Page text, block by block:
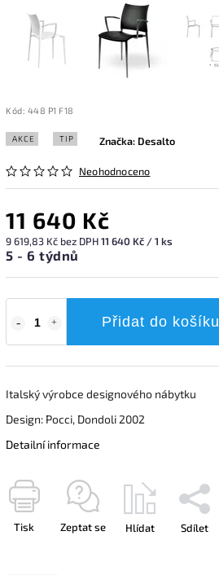
Kód: 448 P1 F18
AKCE TIP
Neohodnoceno
Značka: Desalto
11 640 Kč
9 619,83 Kč bez DPH11 640 Kč / 1 ks
5 - 6 týdnů
Přidat do košíku
Italský výrobce designového nábytku
Design: Pocci, Dondoli 2002
Detailní informace
Tisk Zeptat se Hlídat Sdílet